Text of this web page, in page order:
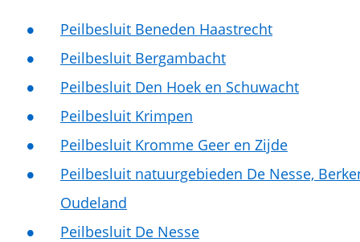
Peilbesluit Beneden Haastrecht
Peilbesluit Bergambacht
Peilbesluit Den Hoek en Schuwacht
Peilbesluit Krimpen
Peilbesluit Kromme Geer en Zijde
Peilbesluit natuurgebieden De Nesse,
Oudeland
Peilbesluit De Nesse